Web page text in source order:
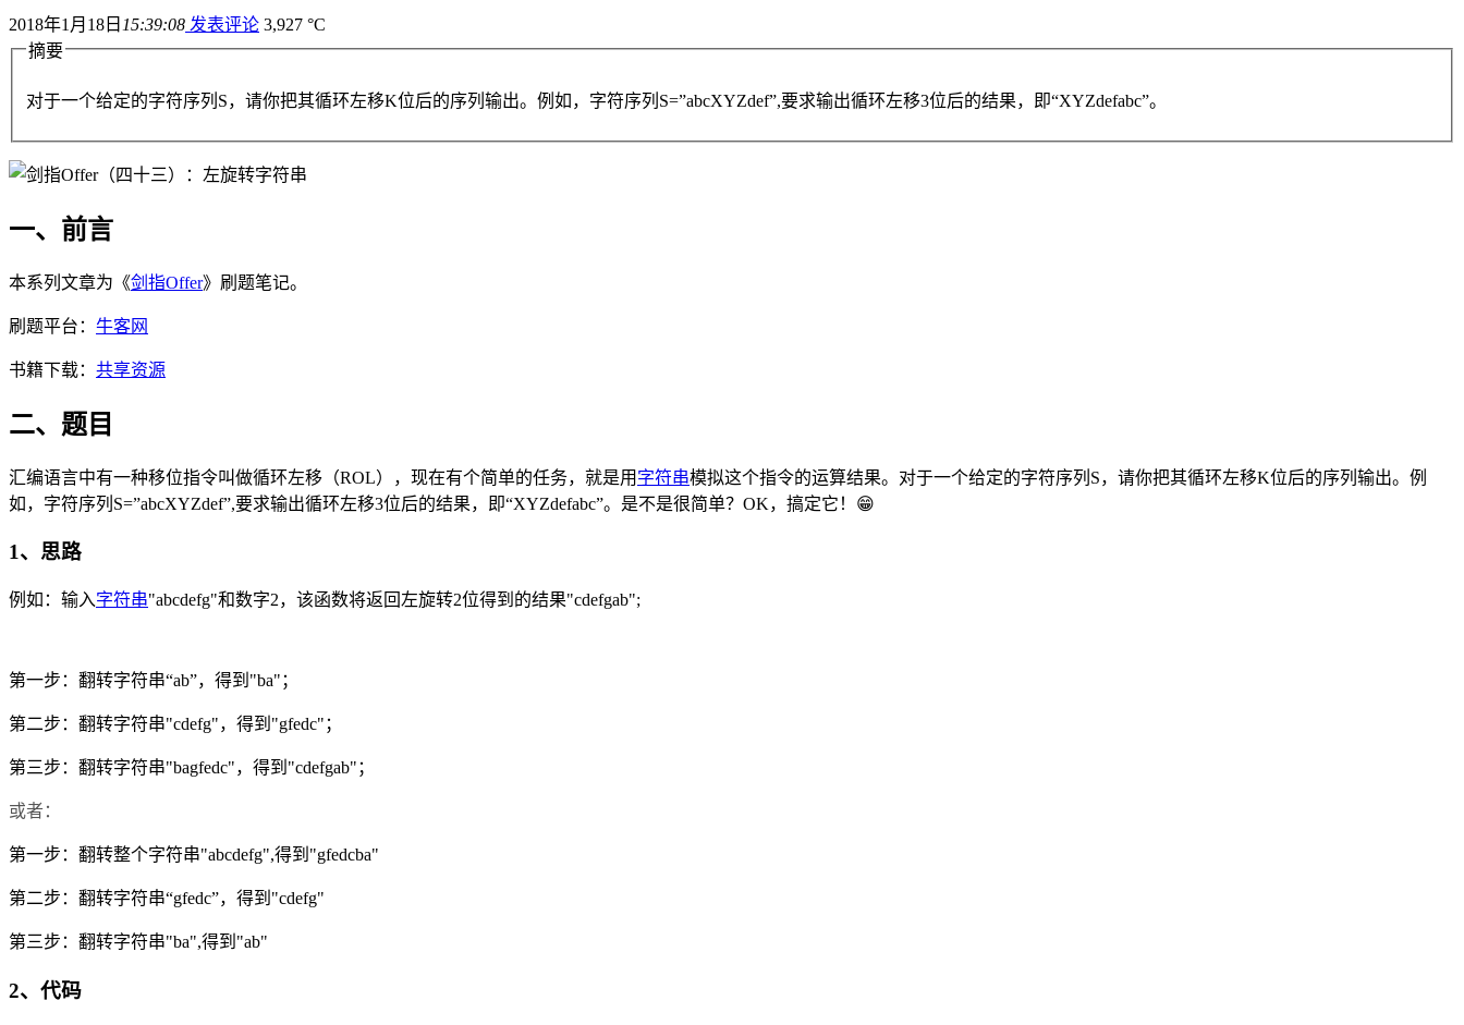
2018年1月18日 15:39:08 发表评论 3,927 °C
摘要
对于一个给定的字符序列S，请你把其循环左移K位后的序列输出。例如，字符序列S=”abcXYZdef”,要求输出循环左移3位后的结果，即“XYZdefabc”。
一、前言
本系列文章为《剑指Offer》刷题笔记。
刷题平台： 牛客网
书籍下载： 共享资源
二、题目
汇编语言中有一种移位指令叫做循环左移（ROL），现在有个简单的任务，就是用 字符串模拟这个指令的运算结果。对于一个给定的字符序列S，请你把其循环左移K位后的序列输出。例
如，字符序列S=”abcXYZdef”,要求输出循环左移3位后的结果，即“XYZdefabc”。是不是很简单？OK，搞定它！😁
1、思路
例如：输入字符串"abcdefg"和数字2，该函数将返回左旋转2位得到的结果"cdefgab";
第一步：翻转字符串“ab”，得到"ba"；
第二步：翻转字符串"cdefg"，得到"gfedc"；
第三步：翻转字符串"bagfedc"，得到"cdefgab"；
或者：
第一步：翻转整个字符串"abcdefg",得到"gfedcba"
第二步：翻转字符串“gfedc”，得到"cdefg"
第三步：翻转字符串"ba",得到"ab"
2、代码